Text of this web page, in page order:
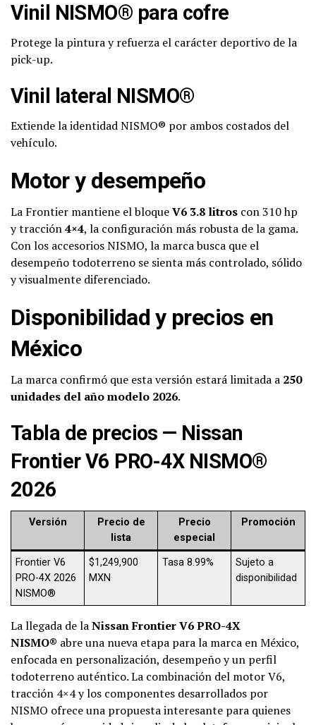
Vinil NISMO® para cofre
Protege la pintura y refuerza el carácter deportivo de la
pick-up.
Vinil lateral NISMO®
Extiende la identidad NISMO® por ambos costados del
vehículo.
Motor y desempeño
La Frontier mantiene el bloqueV6 3.8 litros con 310 hp
y tracción4×4, la configuración más robusta de la gama.
Con los accesorios NISMO, la marca busca que el
desempeño todoterreno se sienta más controlado, sólido
y visualmente diferenciado.
Disponibilidad y precios en
México
La marca confirmó que esta versión estará limitada a 250
unidades del año modelo 2026.
Tabla de precios — Nissan
Frontier V6 PRO-4X NISMO®
2026
Versión
Precio de
lista
Precio
especial
Promoción
Frontier V6
PRO-4X 2026
NISMO®
$1,249,900
MXN
Tasa 8.99%
Sujeto a
disponibilidad
La llegada de laNissan Frontier V6 PRO-4X
NISMO® abre una nueva etapa para la marca en México,
enfocada en personalización, desempeño y un perfil
todoterreno auténtico. La combinación del motor V6,
tracción 4×4 y los componentes desarrollados por
NISMO ofrece una propuesta interesante para quienes